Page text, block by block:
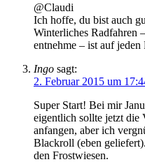
@Claudi
Ich hoffe, du bist auch
Winterliches Radfahren
entnehme – ist auf
Ingo sagt:
2. Februar 2015 um
Super Start! Bei mir
eigentlich sollte jetzt
anfangen, aber ich
Blackroll (eben
den Frostwiesen.